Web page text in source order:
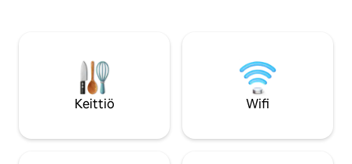
reunalla. Uusi talo rakennettiin vuonna
2018, 4 km merestä, ja sieltä on upeat
näkymät Rabin, Pagin, Losinjin ja Cresin
Ihanteellinen
etsivät
hienostunutta
Keittiö Wifi